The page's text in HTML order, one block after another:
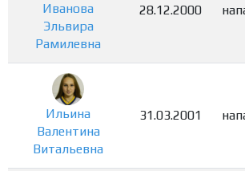
Иванова
Эльвира
Рамилевна
28.12.2000
Ильина
Валентина
Витальевна
31.03.2001